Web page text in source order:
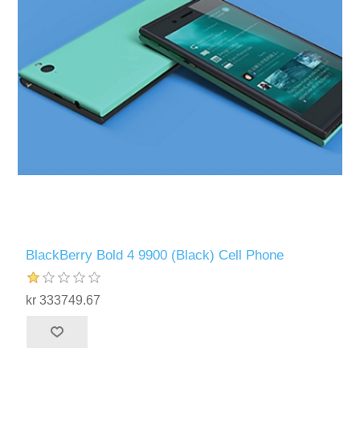
BlackBerry Bold 4 9900 (Black) Cell Phone
kr 333749.67